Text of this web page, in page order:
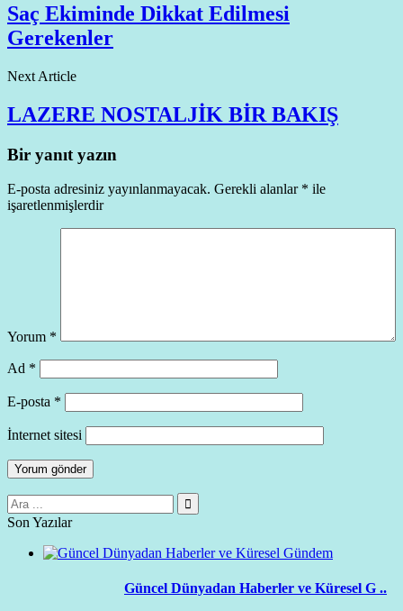
Saç Ekiminde Dikkat Edilmesi
Gerekenler
Next Article
LAZERE NOSTALJİK BİR BAKIŞ
Bir yanıt yazın
E-posta adresiniz yayınlanmayacak. Gerekli alanlar * ile
işaretlenmişlerdir
Yorum *
Ad *
E-posta *
İnternet sitesi
Son Yazılar
Güncel Dünyadan Haberler ve Küresel G ..